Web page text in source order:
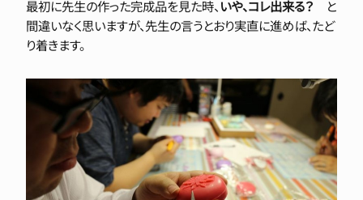
最初に先生の作った完成品を見た時、 いや、コレ出来る？ と
間違いなく思いますが、先生の言うとおり実直に進めば、たど
り着きます。